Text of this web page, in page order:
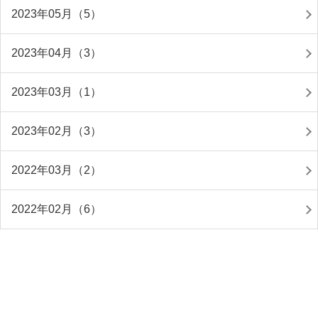
2023年05月（5）
2023年04月（3）
2023年03月（1）
2023年02月（3）
2022年03月（2）
2022年02月（6）